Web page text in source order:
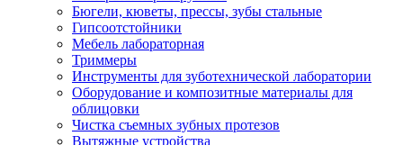
Бюгели, кюветы, прессы, зубы стальные
Гипсоотстойники
Мебель лабораторная
Триммеры
Инструменты для зуботехнической лаборатории
Оборудование и композитные материалы для
облицовки
Чистка съемных зубных протезов
Вытяжные устройства